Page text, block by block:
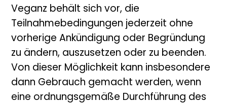
Veganz behält sich vor, die
Teilnahmebedingungen jederzeit ohne
vorherige Ankündigung oder Begründung
zu ändern, auszusetzen oder zu beenden.
Von dieser Möglichkeit kann insbesondere
dann Gebrauch gemacht werden, wenn
eine ordnungsgemäße Durchführung des